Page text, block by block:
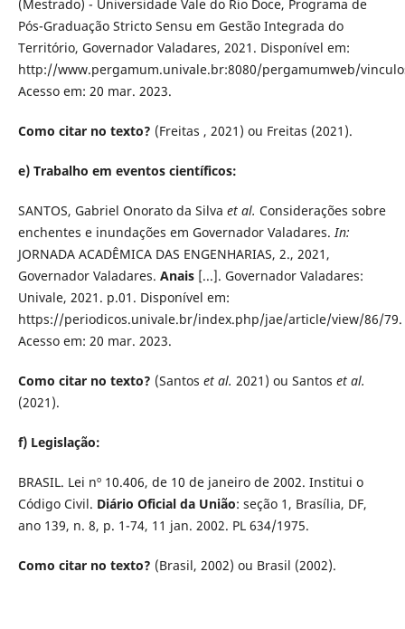
(Mestrado) - Universidade Vale do Rio Doce, Programa de
Pós-Graduação Stricto Sensu em Gestão Integrada do
Território, Governador Valadares, 2021. Disponível em:
http://www.pergamum.univale.br:8080/pergamumweb/
Acesso em: 20 mar. 2023.
Como citar no texto? (Freitas , 2021) ou Freitas (2021).
e) Trabalho em eventos científicos:
SANTOS, Gabriel Onorato da Silva et al. Considerações sobre
enchentes e inundações em Governador Valadares.In:
JORNADA ACADÊMICA DAS ENGENHARIAS, 2., 2021,
Governador Valadares. Anais [...]. Governador Valadares:
Univale, 2021. p.01. Disponível em:
https://periodicos.univale.br/index.php/jae/article/view/86/79.
Acesso em: 20 mar. 2023.
Como citar no texto? (Santos et al. 2021) ou Santos et al.
(2021).
f) Legislação:
BRASIL. Lei nº 10.406, de 10 de janeiro de 2002. Institui o
Código Civil. Diário Oficial da União: seção 1, Brasília, DF,
ano 139, n. 8, p. 1-74, 11 jan. 2002. PL 634/1975.
Como citar no texto? (Brasil, 2002) ou Brasil (2002).